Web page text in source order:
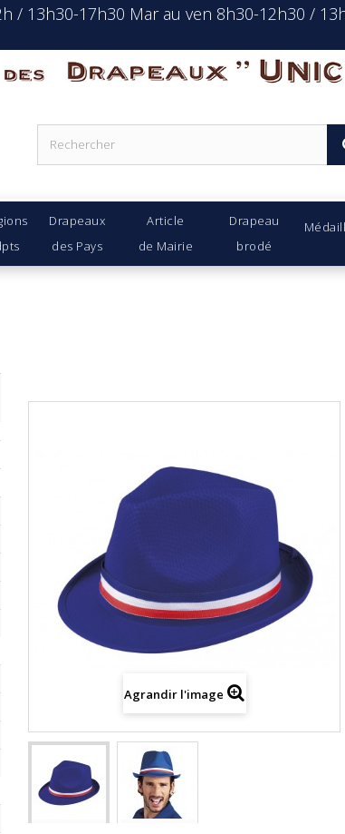
/ 13h30-17h30 Mar au ven 8h30-12h30 /
Drapeaux Unic
Drapeaux
des Pays
Article
de Mairie
Drapeau
brodé
Agrandir l'image